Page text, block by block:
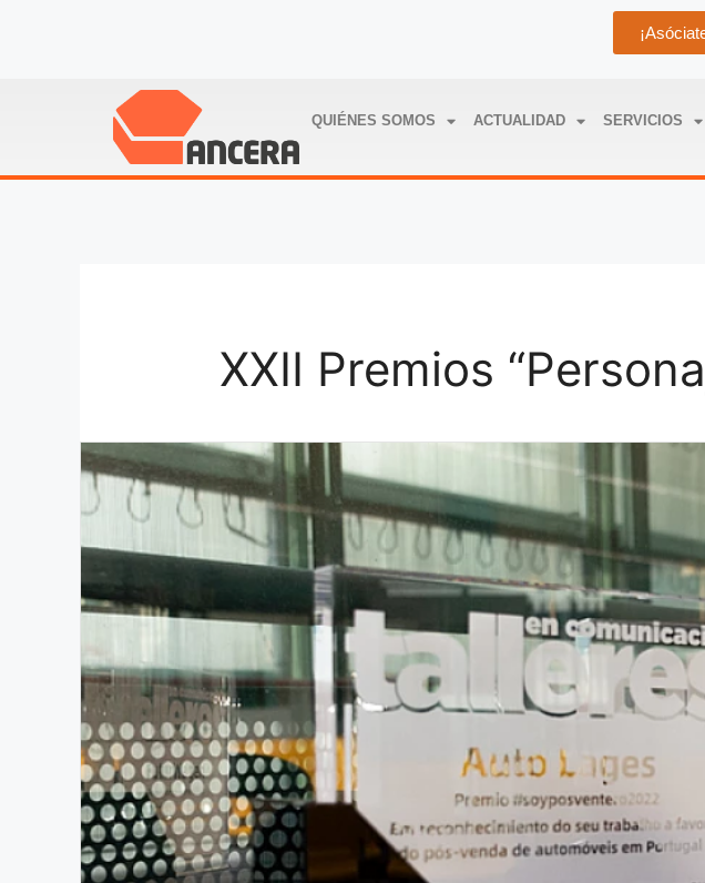
QUIÉNES SOMOS ACTUALIDAD SERVICIOS
XXII Premios